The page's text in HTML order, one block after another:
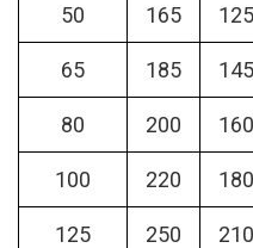
50 165 125
65 185 145
80 200 160
100 220 180
125 250 210